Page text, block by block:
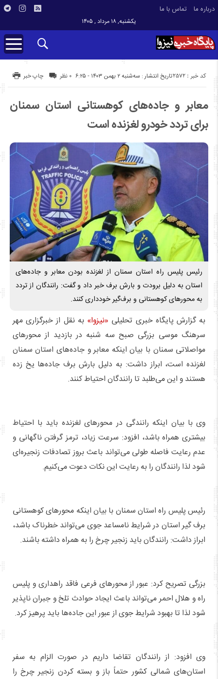
درباره ما تماس با ما
یکشنبه, ۱۸ مرداد , ۱۴۰۵
تاریخ انتشار : سه‌شنبه ۲ بهمن ۱۴۰۳ - ۶:۲۵ کد خبر : 2572 چاپ خبر ۰ نظر
معابر و جاده‌های کوهستانی استان سمنان
برای تردد خودرو لغزنده است
رئیس پلیس راه استان سمنان از لغزنده بودن معابر و جاده‌های
استان به دلیل برودت و بارش برف خبر داد و گفت: رانندگان از تردد
به محورهای کوهستانی و برف‌گیر خودداری کنند.
به گزارش پایگاه خبری تحلیلی «نیزوا» به نقل از خبرگزاری مهر
سرهنگ موسی بزرگی صبح سه شنبه در بازدید از محورهای
مواصلاتی سمنان با بیان اینکه معابر و جاده‌های استان سمنان
لغزنده است، ابراز داشت: به دلیل بارش برف جاده‌ها یخ زده
هستند و این می‌طلبد تا رانندگان احتیاط کنند.
وی با بیان اینکه رانندگی در محورهای لغزنده باید با احتیاط
بیشتری همراه باشد، افزود: سرعت زیاد، ترمز گرفتن ناگهانی و
عدم رعایت فاصله طولی می‌تواند باعث بروز تصادفات زنجیره‌ای
شود لذا رانندگان را به رعایت این نکات دعوت می‌کنیم.
رئیس پلیس راه استان سمنان با بیان اینکه محورهای کوهستانی
برف گیر استان در شرایط نامساعد جوی می‌تواند خطرناک باشد،
ابراز داشت: رانندگان باید زنجیر چرخ را به همراه داشته باشند.
بزرگی تصریح کرد: عبور از محورهای فرعی فاقد راهداری و پلیس
راه و هلال احمر می‌تواند باعث ایجاد حوادث تلخ و جبران ناپذیر
شود لذا تا بهبود شرایط جوی از عبور این جاده‌ها باید پرهیز کرد.
وی افزود: از رانندگان تقاضا داریم در صورت الزام به سفر
استان‌های شمالی کشور حتماً باز و بسته کردن زنجیر چرخ را